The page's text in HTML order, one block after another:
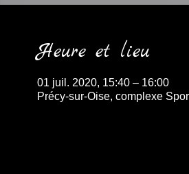
Heure et lieu
01 juil. 2020, 15:40 – 16:00
Précy-sur-Oise, complexe